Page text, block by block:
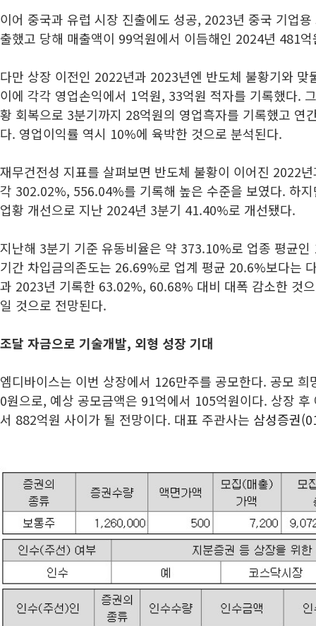
이어 중국과 유럽 시장 진출에도 성공, 2023년 중국 기업
출했고 당해 매출액이 99억원에서 이듬해인 2024년 481
다만 상장 이전인 2022년과 2023년엔 반도체 불황기와 맞
이에 각각 영업손익에서 1억원, 33억원 적자를 기록했다.
황 회복으로 3분기까지 28억원의 영업흑자를 기록했고 연
다. 영업이익률 역시 10%에 육박한 것으로 분석된다.
재무건전성 지표를 살펴보면 반도체 불황이 이어진 2022
각 302.02%, 556.04%를 기록해 높은 수준을 보였다. 하
업황 개선으로 지난 2024년 3분기 41.40%로 개선됐다.
지난해 3분기 기준 유동비율은 약 373.10%로 업종 평균
기간 차입금의존도는 26.69%로 업계 평균 20.6%보다는
과 2023년 기록한 63.02%, 60.68% 대비 대폭 감소한 것
일 것으로 전망된다.
조달 자금으로 기술개발, 외형 성장 기대
엠디바이스는 이번 상장에서 126만주를 공모한다. 공모
0원으로, 예상 공모금액은 91억에서 105억원이다. 상장
서 882억원 사이가 될 전망이다. 대표 주관사는 삼성증권